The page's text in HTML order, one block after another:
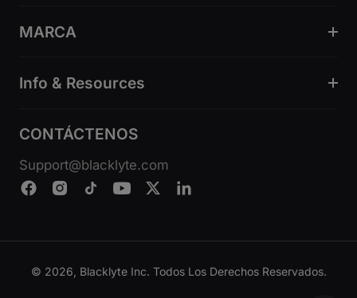
MARCA
Info & Resources
CONTÁCTENOS
Support@blacklyte.com
© 2026, Blacklyte Inc. Todos Los Derechos Reservados.